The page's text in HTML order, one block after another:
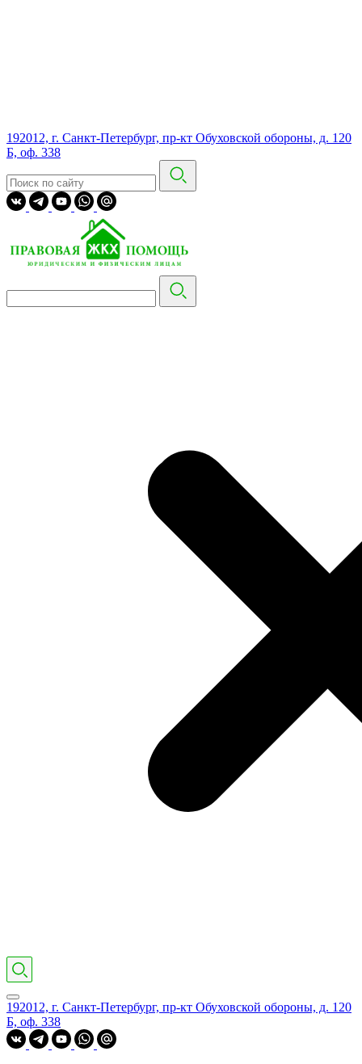
192012, г. Санкт-Петербург, пр-кт Обуховской обороны, д. 120
Б, оф. 338
192012, г. Санкт-Петербург, пр-кт Обуховской обороны, д. 120
Б, оф. 338